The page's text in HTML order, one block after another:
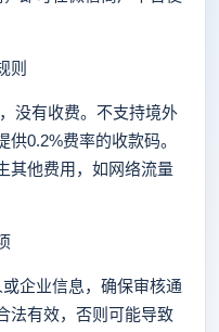
则
没有收费。不支持境外
0.2%费率的收款码。
其他费用，如网络流量
企业信息，确保审核通
法有效，否则可能导致